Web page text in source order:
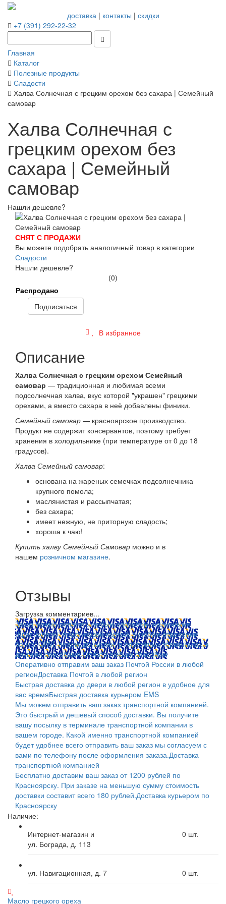
доставка| контакты | скидки
+7 (391) 292-22-32
Главная
Каталог
Полезные продукты
Сладости
Халва Солнечная с грецким орехом без сахара | Семейный
самовар
Халва Солнечная с
грецким орехом без
сахара | Семейный
самовар
Нашли дешевле?
СНЯТ С ПРОДАЖИ
Вы можете подобрать аналогичный товар в категории
Сладости
Нашли дешевле?
(0)
Распродано
Подписаться
В избранное
Описание
Халва Солнечная с грецким орехом Семейный
самовар — традиционная и любимая всеми
подсолнечная халва, вкус которой "украшен" грецкими
орехами, а вместо сахара в неё добавлены финики.
Семейный самовар — красноярское производство.
Продукт не содержит консервантов, поэтому требует
хранения в холодильнике (при температуре от 0 до 18
градусов).
Халва Семейный самовар:
основана на жареных семечках подсолнечника
крупного помола;
маслянистая и рассыпчатая;
без сахара;
имеет нежную, не приторную сладость;
хороша к чаю!
Купить халву Семейный Самовар можно и в
нашем розничном магазине.
Отзывы
Загрузка комментариев...
Заказ можно оплатить любым способом: наличными
(Красноярск); пластиковой картой; в любом отделении
банка; QIWI, яндекс.деньгами; в платежных терминалах и
другими способами.Оплата любым способом
Оперативно отправим ваш заказ Почтой России в любой
регионДоставка Почтой в любой регион
Быстрая доставка до двери в любой регион в удобное для
вас времяБыстрая доставка курьером EMS
Мы можем отправить ваш заказ транспортной компанией.
Это быстрый и дешевый способ доставки. Вы получите
вашу посылку в терминале транспортной компании в
вашем городе. Какой именно транспортной компанией
будет удобнее всего отправить ваш заказ мы согласуем с
вами по телефону после оформления заказа.Доставка
транспортной компанией
Бесплатно доставим ваш заказ от 1200 рублей по
Красноярску. При заказе на меньшую сумму стоимость
доставки составит всего 180 рублей.Доставка курьером по
Красноярску
Наличие:
Интернет-магазин и
ул. Бограда, д. 113
0 шт.
ул. Навигационная, д. 7 0 шт.
Масло грецкого ореха